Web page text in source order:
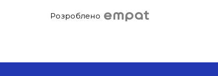
Розроблено